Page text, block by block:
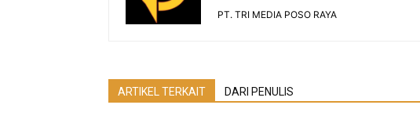
PT. TRI MEDIA POSO RAYA
ARTIKEL TERKAIT DARI PENULIS